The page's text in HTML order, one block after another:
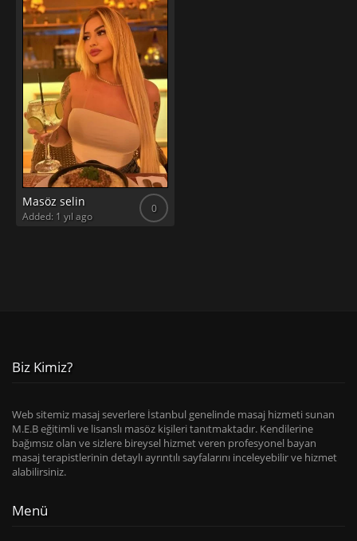
Masöz selin 0
Added: 1 yıl ago
Biz Kimiz?
Web sitemiz masaj severlere İstanbul genelinde masaj hizmeti sunan
M.E.B eğitimli ve lisanslı masöz kişileri tanıtmaktadır. Kendilerine
bağımsız olan ve sizlere bireysel hizmet veren profesyonel bayan
masaj terapistlerinin detaylı ayrıntılı sayfalarını inceleyebilir ve hizmet
alabilirsiniz.
Menü